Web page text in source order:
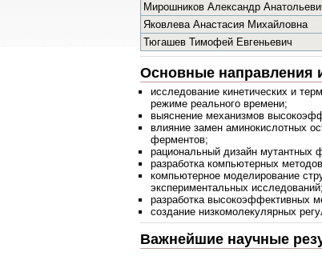
Мирошников Александр
Яковлева Анастасия Михайловна
Тюгашев Тимофей Евгеньевич
Основные направления
исследование кинетических и
режиме реального времени;
выяснение механизмов
влияние замен аминокислотных
ферментов;
рациональный дизайн мутантных
разработка компьютерных
компьютерное моделирование
экспериментальных исследований;
разработка высокоэффективных
создание низкомолекулярных
Важнейшие научные